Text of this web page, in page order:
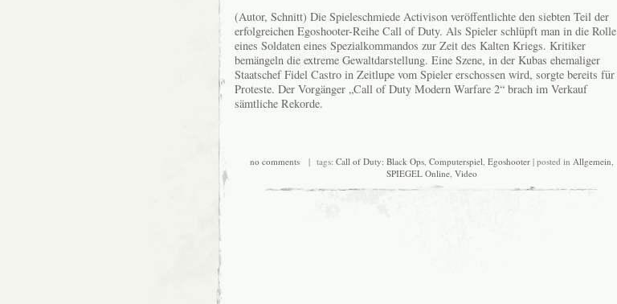
(Autor, Schnitt) Die Spieleschmiede Activison veröffentlichte den siebten Teil der
erfolgreichen Egoshooter-Reihe Call of Duty. Als Spieler schlüpft man in die Rolle
eines Soldaten eines Spezialkommandos zur Zeit des Kalten Kriegs. Kritiker
bemängeln die extreme Gewaltdarstellung. Eine Szene, in der Kubas ehemaliger
Staatschef Fidel Castro in Zeitlupe vom Spieler erschossen wird, sorgte bereits für
Proteste. Der Vorgänger „Call of Duty Modern Warfare 2“ brach im Verkauf
sämtliche Rekorde.
no comments| tags: Call of Duty: Black Ops, Computerspiel Egoshooter| posted in Allgemein
SPIEGEL Online, Video